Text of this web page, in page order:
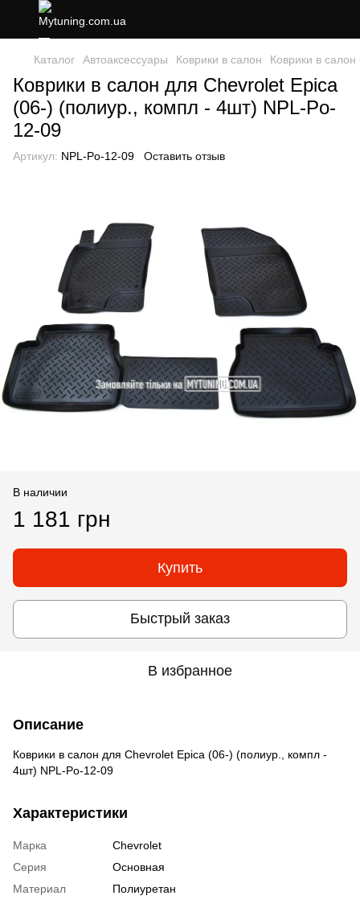
Каталог Автоаксессуары Коврики в салон Коврики в
Коврики в салон для Chevrolet Epica
(06-) (полиур., компл - 4шт) NPL-Po-
12-09
Артикул: NPL-Po-12-09 Оставить отзыв
В наличии
1 181 грн
Купить
Быстрый заказ
В избранное
Описание
Коврики в салон для Chevrolet Epica (06-) (полиур., компл -
4шт) NPL-Po-12-09
Характеристики
Марка
Chevrolet
Серия
Основная
Материал
Полиуретан